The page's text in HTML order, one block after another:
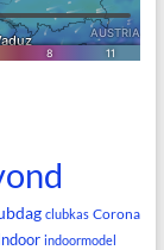
clubkas Corona
indoormodel